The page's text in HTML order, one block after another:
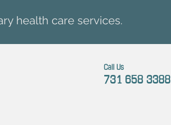
health care services.
Call Us
731 658 3388